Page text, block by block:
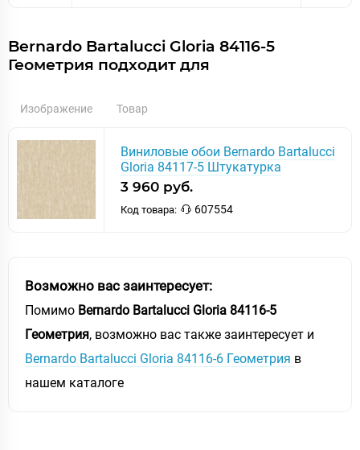
Bernardo Bartalucci Gloria 84116-5
Геометрия подходит для
Изображение Товар
Виниловые обои Bernardo Bartalucci
Gloria 84117-5 Штукатурка
3 960 руб.
Код товара: 607554
Возможно вас заинтересует:
Помимо Bernardo Bartalucci Gloria 84116-5
Геометрия, возможно вас также заинтересует и
Bernardo Bartalucci Gloria 84116-6 Геометрия в
нашем каталоге